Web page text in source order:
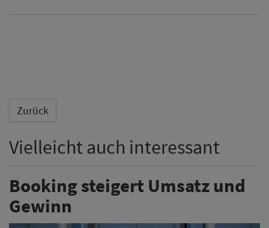
Zurück
Vielleicht auch interessant
Booking steigert Umsatz und
Gewinn